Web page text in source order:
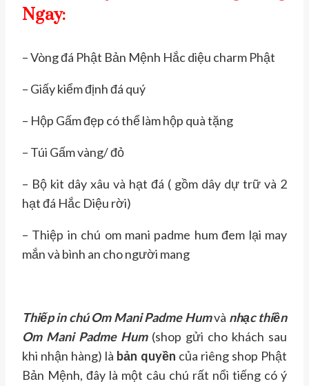
Ngay:
– Vòng đá Phật Bản Mệnh Hắc diệu charm Phật
– Giấy kiểm định đá quý
– Hộp Gấm đẹp có thể làm hộp quà tặng
– Túi Gấm vàng/ đỏ
– Bộ kit dây xâu và hạt đá ( gồm dây dự trữ và 2
hạt đá Hắc Diệu rời)
– Thiệp in chú om mani padme hum đem lại may
mắn và bình an cho người mang
Thiếp in chú Om Mani Padme Humvà nhạc thiền
Om Mani Padme Hum(shop gửi cho khách sau
khi nhận hàng) là bản quyền của riêng shop Phật
Bản Mệnh, đây là một câu chú rất nổi tiếng có ý